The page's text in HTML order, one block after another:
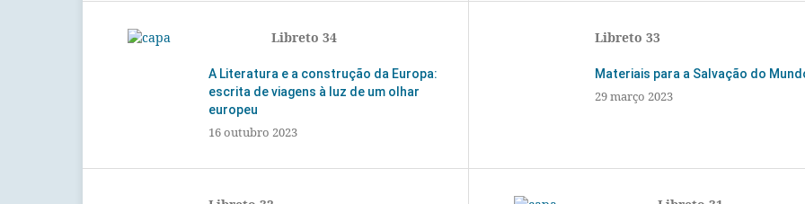
Libreto 34
A Literatura e a construção da Europa:
escrita de viagens à luz de um olhar
europeu
16 outubro 2023
Libreto 33
Materiais para a Salvação do
29 março 2023